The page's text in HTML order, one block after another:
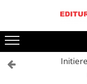
Toate Produsele
CARTI EDITURA
OFERTE LA PACHET